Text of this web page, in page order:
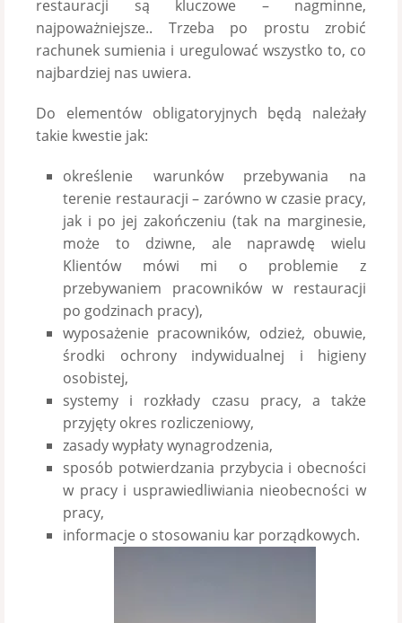
restauracji są kluczowe – nagminne,
najpoważniejsze.. Trzeba po prostu zrobić
rachunek sumienia i uregulować wszystko to, co
najbardziej nas uwiera.
Do elementów obligatoryjnych będą należały
takie kwestie jak:
określenie warunków przebywania na
terenie restauracji – zarówno w czasie pracy,
jak i po jej zakończeniu (tak na marginesie,
może to dziwne, ale naprawdę wielu
Klientów mówi mi o problemie z
przebywaniem pracowników w restauracji
po godzinach pracy),
wyposażenie pracowników, odzież, obuwie,
środki ochrony indywidualnej i higieny
osobistej,
systemy i rozkłady czasu pracy, a także
przyjęty okres rozliczeniowy,
zasady wypłaty wynagrodzenia,
sposób potwierdzania przybycia i obecności
w pracy i usprawiedliwiania nieobecności w
pracy,
informacje o stosowaniu kar porządkowych.